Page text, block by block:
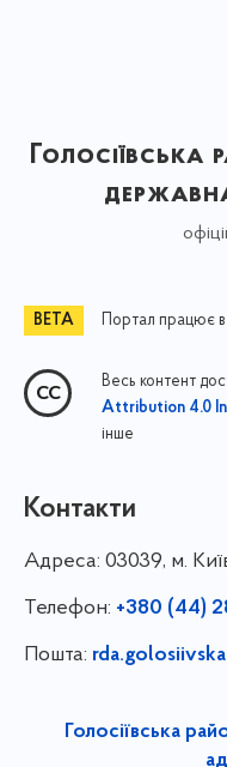
Голосіївська
Портал працює
Весь контент
Attribution 4.0
інше
Контакти
Адреса: 03039, м.
Телефон: +380 (44)
Пошта:
Голосіївська